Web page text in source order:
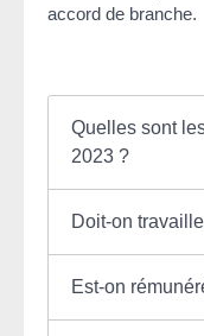
accord de branche.
Quelles sont
2023 ?
Doit-on
Est-on